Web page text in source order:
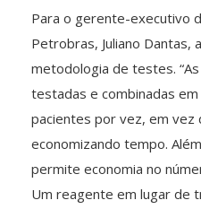
Para o gerente-executivo
Petrobras, Juliano Dantas,
metodologia de testes.
testadas e combinadas
pacientes por vez, em vez
economizando tempo.
permite economia no
Um reagente em lugar de